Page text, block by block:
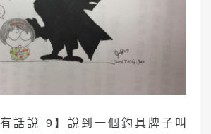
話說 9】說到一個釣具牌子叫